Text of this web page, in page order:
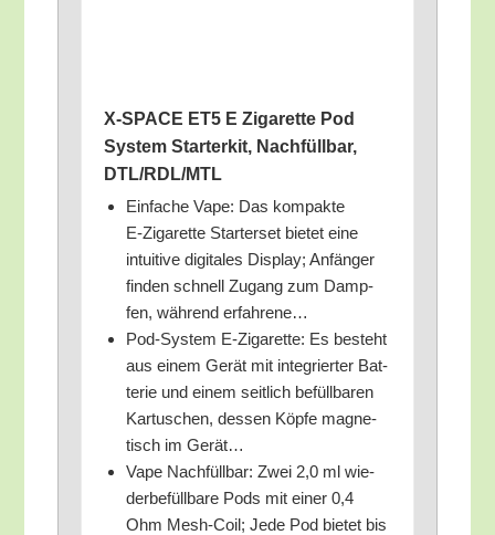
X‑SPACE ET5 E Ziga­ret­te Pod
Sys­tem Star­ter­kit, Nach­füll­bar,
DTL/​RDL/​MTL
Ein­fa­che Vape: Das kom­pak­te
E‑Zigarette Star­ter­set bie­tet eine
intui­ti­ve digi­ta­les Dis­play; Anfän­ger
fin­den schnell Zugang zum Damp­
fen, wäh­rend erfahrene…
Pod-Sys­tem E‑Zigarette: Es besteht
aus einem Gerät mit inte­grier­ter Bat­
te­rie und einem seit­lich befüll­ba­ren
Kar­tu­schen, des­sen Köp­fe magne­
tisch im Gerät…
Vape Nach­füll­bar: Zwei 2,0 ml wie­
der­be­füll­ba­re Pods mit einer 0,4
Ohm Mesh-Coil; Jede Pod bie­tet bis